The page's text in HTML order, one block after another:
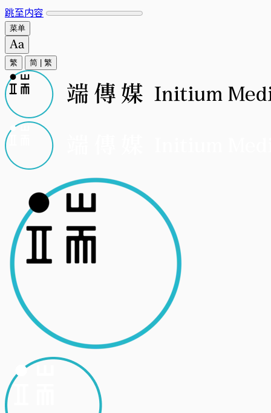
跳至内容
菜单
繁 简 繁